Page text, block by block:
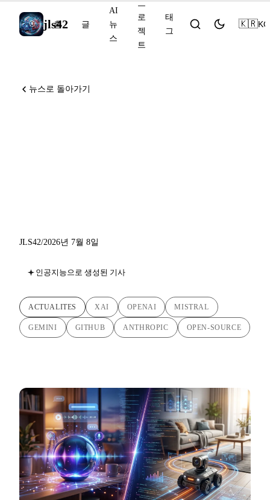
jls42
홈 글
AI
뉴
스
프
로
젝
트
태
그
🇰🇷KO
뉴스로 돌아가기
JLS42/2026년 7월 8일
인공지능으로 생성된 기사
ACTUALITES XAI OPENAI MISTRAL
GEMINI GITHUB ANTHROPIC OPEN-SOURCE